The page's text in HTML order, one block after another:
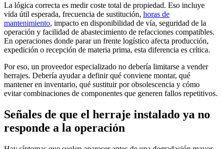
La lógica correcta es medir coste total de propiedad. Eso incluye
vida útil esperada, frecuencia de sustitución, horas de
mantenimiento, impacto en disponibilidad de vía, seguridad de la
operación y facilidad de abastecimiento de refacciones compatibles.
En operaciones donde parar un frente logístico afecta producción,
expedición o recepción de materia prima, esta diferencia es crítica.
Por eso, un proveedor especializado no debería limitarse a vender
herrajes. Debería ayudar a definir qué conviene montar, qué
mantener en inventario, qué sustituir por obsolescencia y cómo
evitar combinaciones de componentes que generen fallos repetitivos.
Señales de que el herraje instalado ya no
responde a la operación